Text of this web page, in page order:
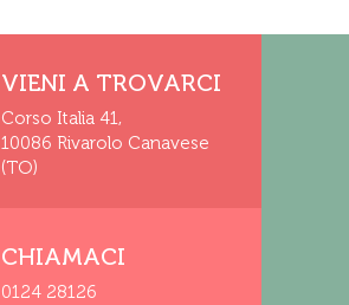
VIENI A TROVARCI
Corso Italia 41,
10086 Rivarolo Canavese
(TO)
CHIAMACI
0124 28126